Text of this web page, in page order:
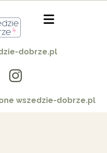
dobrze.pl
wszedzie-dobrze.pl